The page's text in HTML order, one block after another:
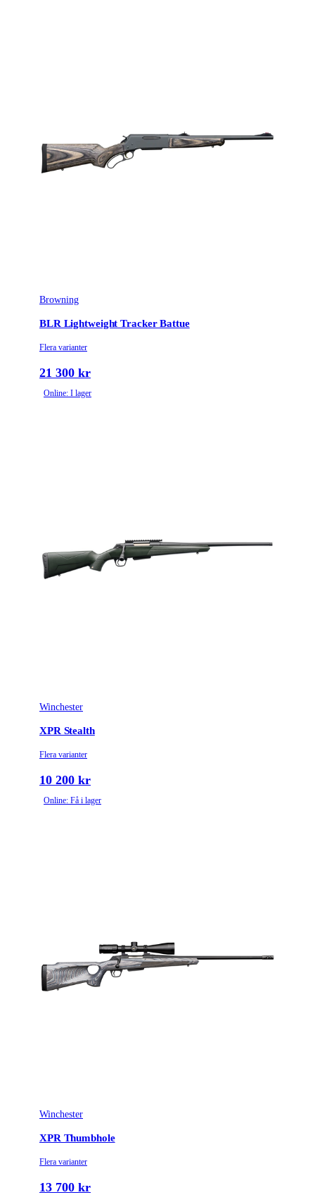
Browning
BLR Lightweight Tracker Battue
Flera varianter
21 300 kr
Online: I lager
Winchester
XPR Stealth
Flera varianter
10 200 kr
Online: Få i lager
Winchester
XPR Thumbhole
Flera varianter
13 700 kr